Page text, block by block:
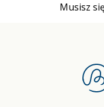
Musisz